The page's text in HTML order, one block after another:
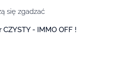
się zgadzać
- IMMO OFF !